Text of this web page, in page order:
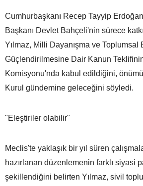
Cumhurbaşkanı Recep Tayyip
Başkanı Devlet Bahçeli'nin sürece
Yılmaz, Milli Dayanışma ve Toplumsal
Güçlendirilmesine Dair Kanun
Komisyonu'nda kabul edildiğini,
Kurul gündemine geleceğini söyledi.
"Eleştiriler olabilir"
Meclis'te yaklaşık bir yıl süren
hazırlanan düzenlemenin farklı siyasi
şekillendiğini belirten Yılmaz, sivil